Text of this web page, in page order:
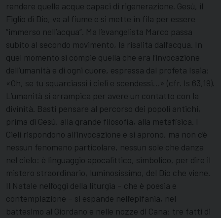
rendere quelle acque capaci di rigenerazione. Gesù, il
Figlio di Dio, va al fiume e si mette in fila per essere
“immerso nell’acqua”. Ma l’evangelista Marco passa
subito al secondo movimento, la risalita dall’acqua. In
quel momento si compie quella che era l’invocazione
dell’umanità e di ogni cuore, espressa dal profeta Isaia:
«Oh, se tu squarciassi i cieli e scendessi…» (cfr. Is 63,19).
L’umanità si arrampica per avere un contatto con la
divinità. Basti pensare al percorso dei popoli antichi,
prima di Gesù, alla grande filosofia, alla metafisica. I
Cieli rispondono all’invocazione e si aprono, ma non c’è
nessun fenomeno particolare, nessun sole che danza
nel cielo: è linguaggio apocalittico, simbolico, per dire il
mistero straordinario, luminosissimo, del Dio che viene.
Il Natale nell’oggi della liturgia – che è poesia e
contemplazione – si espande nell’epifania, nel
battesimo al Giordano e nelle nozze di Cana: tre fatti di